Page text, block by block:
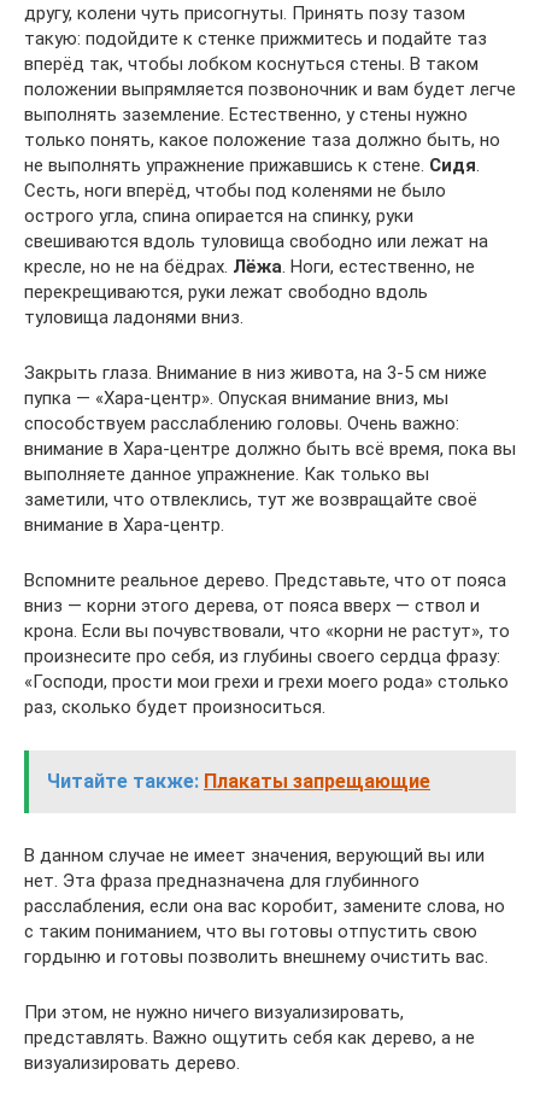
другу, колени чуть присогнуты. Принять позу тазом
такую: подойдите к стенке прижмитесь и подайте таз
вперёд так, чтобы лобком коснуться стены. В таком
положении выпрямляется позвоночник и вам будет легче
выполнять заземление. Естественно, у стены нужно
только понять, какое положение таза должно быть, но
не выполнять упражнение прижавшись к стене. Сидя.
Сесть, ноги вперёд, чтобы под коленями не было
острого угла, спина опирается на спинку, руки
свешиваются вдоль туловища свободно или лежат на
кресле, но не на бёдрах. Лёжа. Ноги, естественно, не
перекрещиваются, руки лежат свободно вдоль
туловища ладонями вниз.
Закрыть глаза. Внимание в низ живота, на 3-5 см ниже
пупка — «Хара-центр». Опуская внимание вниз, мы
способствуем расслаблению головы. Очень важно:
внимание в Хара-центре должно быть всё время, пока вы
выполняете данное упражнение. Как только вы
заметили, что отвлеклись, тут же возвращайте своё
внимание в Хара-центр.
Вспомните реальное дерево. Представьте, что от пояса
вниз — корни этого дерева, от пояса вверх — ствол и
крона. Если вы почувствовали, что «корни не растут», то
произнесите про себя, из глубины своего сердца фразу:
«Господи, прости мои грехи и грехи моего рода» столько
раз, сколько будет произноситься.
Читайте также: Плакаты запрещающие
В данном случае не имеет значения, верующий вы или
нет. Эта фраза предназначена для глубинного
расслабления, если она вас коробит, замените слова, но
с таким пониманием, что вы готовы отпустить свою
гордыню и готовы позволить внешнему очистить вас.
При этом, не нужно ничего визуализировать,
представлять. Важно ощутить себя как дерево, а не
визуализировать дерево.